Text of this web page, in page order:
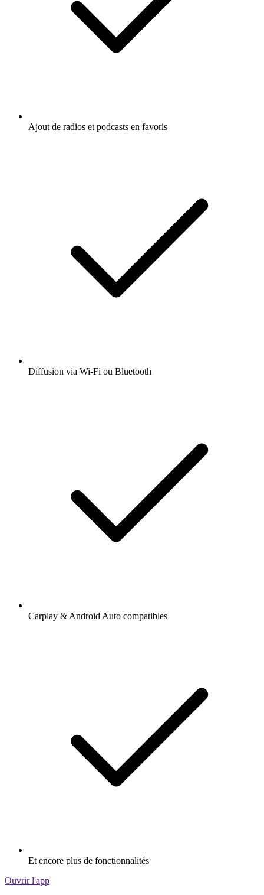
Ajout de radios et podcasts en favoris
Diffusion via Wi-Fi ou Bluetooth
Carplay & Android Auto compatibles
Et encore plus de fonctionnalités
Ouvrir l'app